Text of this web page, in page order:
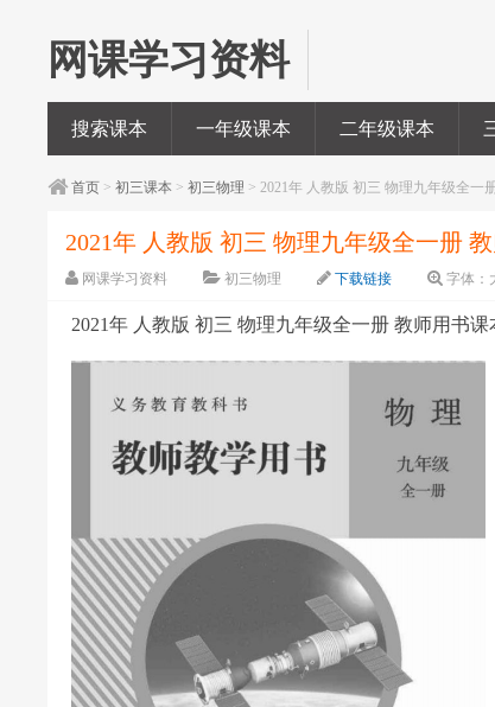
网课学习资料
搜索课本 一年级课本 二年级课本
首页 >初三课本 >初三物理 > 2021年 人教版 初三 物理九年级全一
2021年 人教版 初三 物理九年级全一册
网课学习资料 初三物理 下载链接 字体：
2021年 人教版 初三 物理九年级全一册 教师用书